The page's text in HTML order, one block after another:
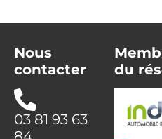
Nous
contacter
03 81 93 63
du